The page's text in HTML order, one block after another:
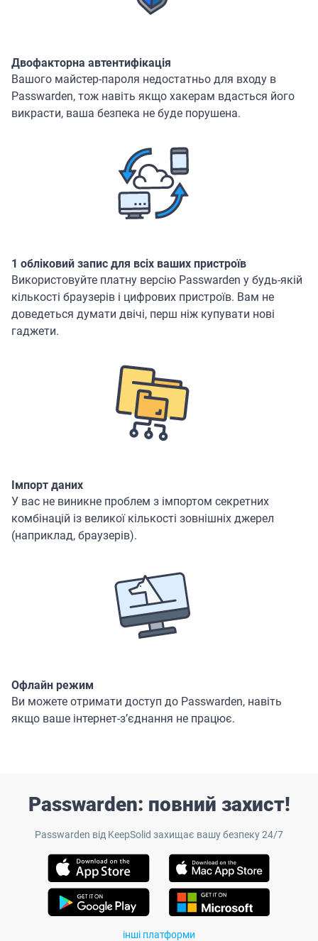
Двофакторна автентифікація
Вашого майстер-пароля недостатньо для входу в
Passwarden, тож навіть якщо хакерам вдасться його
викрасти, ваша безпека не буде порушена.
1 обліковий запис для всіх ваших пристроїв
Використовуйте платну версію Passwarden у будь-якій
кількості браузерів і цифрових пристроїв. Вам не
доведеться думати двічі, перш ніж купувати нові
гаджети.
Імпорт даних
У вас не виникне проблем з імпортом секретних
комбінацій із великої кількості зовнішніх джерел
(наприклад, браузерів).
Офлайн режим
Ви можете отримати доступ до Passwarden, навіть
якщо ваше інтернет-з’єднання не працює.
Passwarden: повний захист!
Passwarden від KeepSolid захищає вашу безпеку 24/7
інші платформи